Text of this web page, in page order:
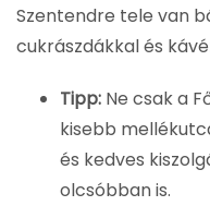
Szentendre tele van
cukrászdákkal és
Tipp: Ne csak a
kisebb
és kedves
olcsóbban is.